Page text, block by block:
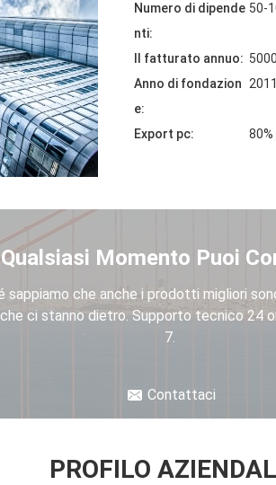
Numero di dipende
nti:
50-
Il fatturato annuo:
Anno di fondazion
e:
2011
Export pc: 80%
Momento Puoi
sappiamo che anche i prodotti migliori
ci stanno dietro. Supporto tecnico 24
7.
Contattaci
PROFILO